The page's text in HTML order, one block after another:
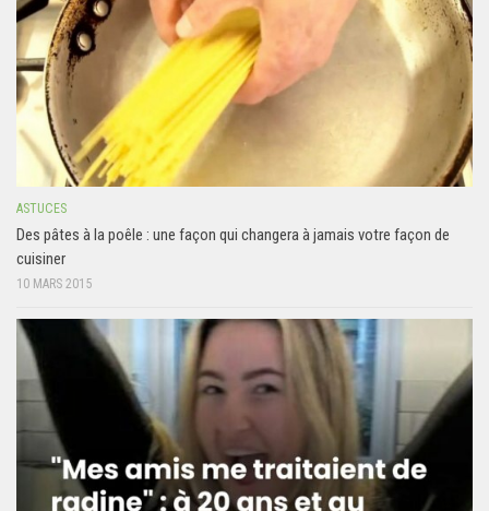
ASTUCES
Des pâtes à la poêle : une façon qui changera à jamais votre façon de
cuisiner
10 MARS 2015